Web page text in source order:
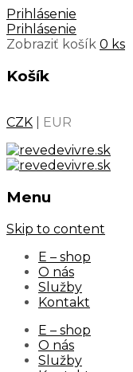
Prihlásenie
Prihlásenie
Zobraziť košík 0 ks
Košík
CZK EUR
Menu
Skip to content
E – shop
O nás
Služby
Kontakt
E – shop
O nás
Služby